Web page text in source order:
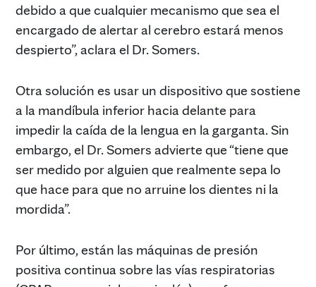
debido a que cualquier mecanismo que sea el
encargado de alertar al cerebro estará menos
despierto”, aclara el Dr. Somers.
Otra solución es usar un dispositivo que sostiene
a la mandíbula inferior hacia delante para
impedir la caída de la lengua en la garganta. Sin
embargo, el Dr. Somers advierte que “tiene que
ser medido por alguien que realmente sepa lo
que hace para que no arruine los dientes ni la
mordida”.
Por último, están las máquinas de presión
positiva continua sobre las vías respiratorias